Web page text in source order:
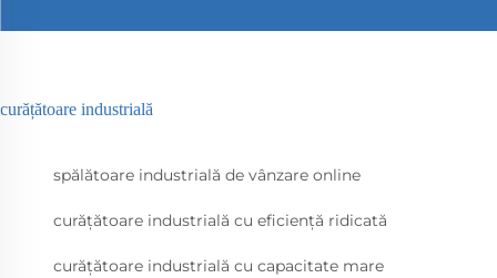
curățătoare industrială
spălătoare industrială de vânzare online
curățătoare industrială cu eficiență ridicată
curățătoare industrială cu capacitate mare